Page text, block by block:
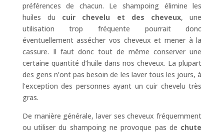
préférences de chacun. Le shampoing élimine les
huiles du cuir chevelu et des cheveux, une
utilisation trop fréquente pourrait donc
éventuellement assécher vos cheveux et mener à la
cassure. Il faut donc tout de même conserver une
certaine quantité d’huile dans nos cheveux. La plupart
des gens n’ont pas besoin de les laver tous les jours, à
l’exception des personnes ayant un cuir chevelu très
gras.
De manière générale, laver ses cheveux fréquemment
ou utiliser du shampoing ne provoque pas de chute